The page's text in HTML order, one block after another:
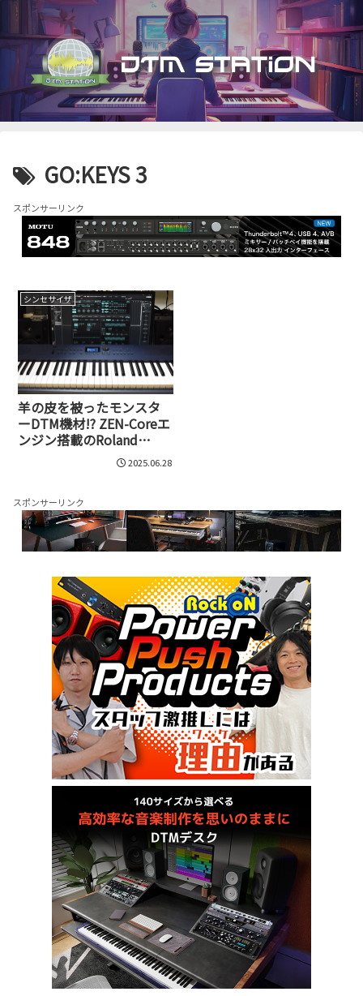
GO:KEYS 3
スポンサーリンク
シンセサイザ
羊の皮を被ったモンスタ
ーDTM機材!? ZEN-Coreエ
ンジン搭載のRoland
GO:KEYS 3が持つパワー
2025.06.28
スポンサーリンク